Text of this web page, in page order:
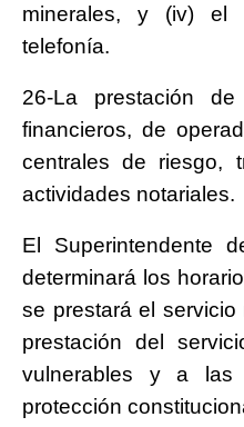
minerales, y (iv) el
telefonía.
26-La prestación
financieros, de
centrales de riesgo,
actividades notariales.
El Superintendente
determinará los
se prestará el servicio
prestación del
vulnerables y a las
protección